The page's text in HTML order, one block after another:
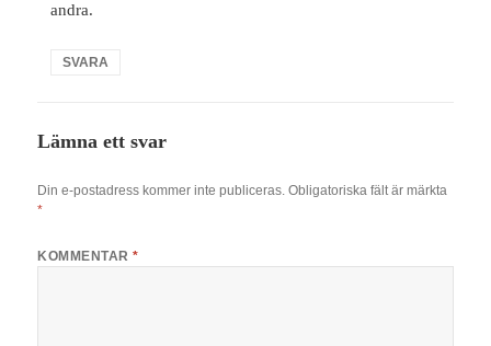
andra.
SVARA
Lämna ett svar
Din e-postadress kommer inte publiceras. Obligatoriska fält är märkta
*
KOMMENTAR*